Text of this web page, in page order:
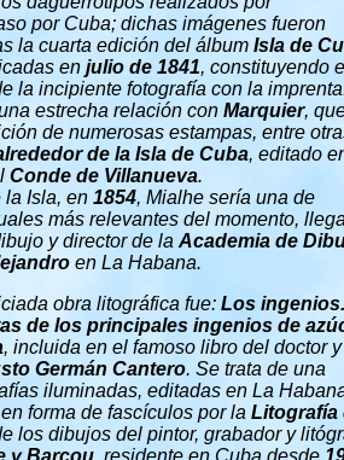
por Cuba; dichas imágenes fueron
la cuarta edición del álbum Isla de
en julio de 1841, constituyendo
la incipiente fotografía con la
estrecha relación con Marquier,
de numerosas estampas, entre
de la Isla de Cuba, editado
Conde de Villanueva.
la Isla, en 1854, Mialhe sería una de
más relevantes del momento,
y director de la Academia de
en La Habana.
obra litográfica fue: Los ingenios.
de los principales ingenios de
, incluida en el famoso libro del doctor y
Germán Cantero. Se trata de una
iluminadas, editadas en La
forma de fascículos por la Litografía
los dibujos del pintor, grabador y
y Barcou , residente en Cuba desde